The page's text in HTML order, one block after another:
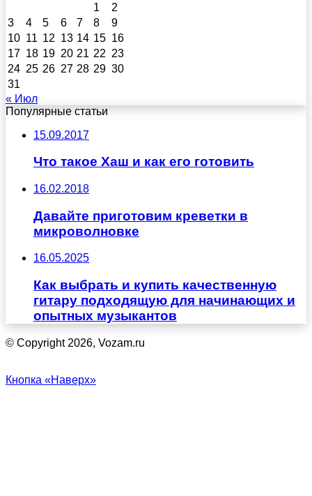
1
2
3
4 5 6 7 8
9
10 11 12 13 14 15 16
17 18 19 20 21 22 23
24 25 26 27 28 29 30
31
« Июл
Популярные статьи
15.09.2017
Что такое Хаш и как его готовить
16.02.2018
Давайте приготовим креветки в
микроволновке
16.05.2025
Как выбрать и купить качественную
гитару подходящую для начинающих и
опытных музыкантов
© Copyright 2026, Vozam.ru
Кнопка «Наверх»